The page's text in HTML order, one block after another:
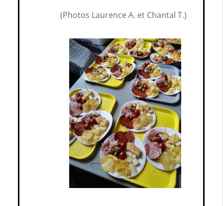
(Photos Laurence A. et Chantal T.)